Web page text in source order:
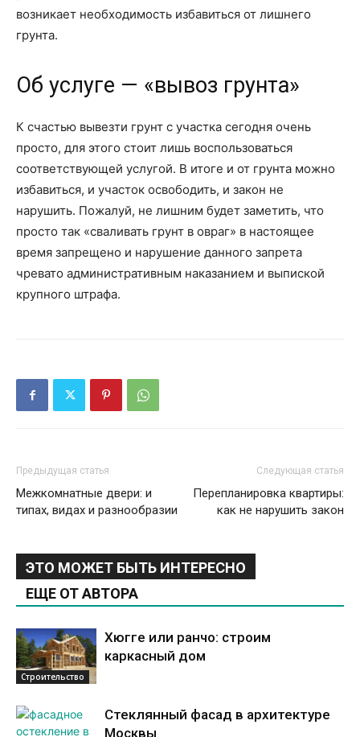
возникает необходимость избавиться от лишнего
грунта.
Об услуге — «вывоз грунта»
К счастью вывезти грунт с участка сегодня очень
просто, для этого стоит лишь воспользоваться
соответствующей услугой. В итоге и от грунта можно
избавиться, и участок освободить, и закон не
нарушить. Пожалуй, не лишним будет заметить, что
просто так «сваливать грунт в овраг» в настоящее
время запрещено и нарушение данного запрета
чревато административным наказанием и выпиской
крупного штрафа.
Предыдущая статья
Межкомнатные двери: и
типах, видах и разнообразии
Следующая статья
Перепланировка квартиры:
как не нарушить закон
ЭТО МОЖЕТ БЫТЬ ИНТЕРЕСНО
ЕЩЕ ОТ АВТОРА
Строительство
Хюгге или ранчо: строим
каркасный дом
Стеклянный фасад в архитектуре
Москвы